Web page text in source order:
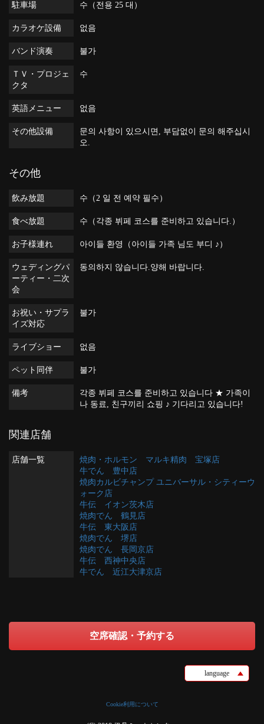
駐車場 수（전용 25 대）
カラオケ設備 없음
バンド演奏 불가
ＴＶ・プロジェ
クタ
수
英語メニュー 없음
その他設備
문의 사항이 있으시면, 부담없이 문의 해주십시
오.
その他
飲み放題 수（2 일 전 예약 필수）
食べ放題 수（각종 뷔페 코스를 준비하고 있습니다.）
お子様連れ 아이들 환영（아이들 가족 님도 부디 ♪）
ウェディングパ
ーティー・二次
会
동의하지 않습니다.양해 바랍니다.
お祝い・サプラ
イズ対応
불가
ライブショー 없음
ペット同伴 불가
備考
각종 뷔페 코스를 준비하고 있습니다 ★ 가족이
나 동료, 친구끼리 쇼핑 ♪ 기다리고 있습니다!
関連店舗
店舗一覧
焼肉・ホルモン マルキ精肉 宝塚店
牛でん 豊中店
焼肉カルビチャンプ ユニバーサル・シティーウ
ォーク店
牛伝 イオン茨木店
焼肉でん 鶴見店
牛伝 東大阪店
焼肉でん 堺店
焼肉でん 長岡京店
牛伝 西神中央店
牛でん 近江大津京店
空席確認・予約する
language
Cookie利用について